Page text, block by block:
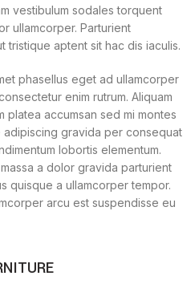
vestibulum sodales torquent
ullamcorper. Parturient
tristique aptent sit hac dis iaculis.
phasellus eget ad ullamcorper
enim rutrum. Aliquam
platea accumsan sed mi montes
gravida per consequat
lobortis elementum.
a dolor gravida parturient
quisque a ullamcorper tempor.
arcu est suspendisse eu